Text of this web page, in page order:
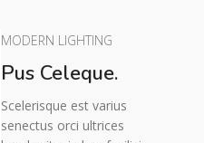
MODERN LIGHTING
Pus Celeque.
Scelerisque est varius
senectus orci ultrices